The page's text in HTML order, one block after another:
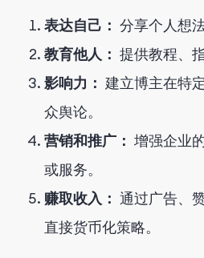
表达自己： 分享个人想
教育他人： 提供教程、
影响力： 建立博主在特
众舆论。
营销和推广： 增强企业
或服务。
赚取收入： 通过广告、
直接货币化策略。